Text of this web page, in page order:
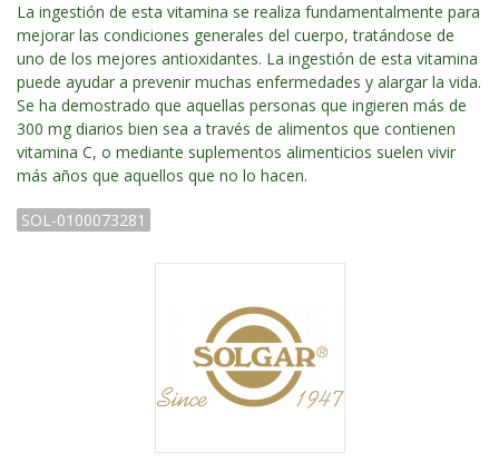
La ingestión de esta vitamina se realiza fundamentalmente para
mejorar las condiciones generales del cuerpo, tratándose de
uno de los mejores antioxidantes. La ingestión de esta vitamina
puede ayudar a prevenir muchas enfermedades y alargar la vida.
Se ha demostrado que aquellas personas que ingieren más de
300 mg diarios bien sea a través de alimentos que contienen
vitamina C, o mediante suplementos alimenticios suelen vivir
más años que aquellos que no lo hacen.
SOL-0100073281